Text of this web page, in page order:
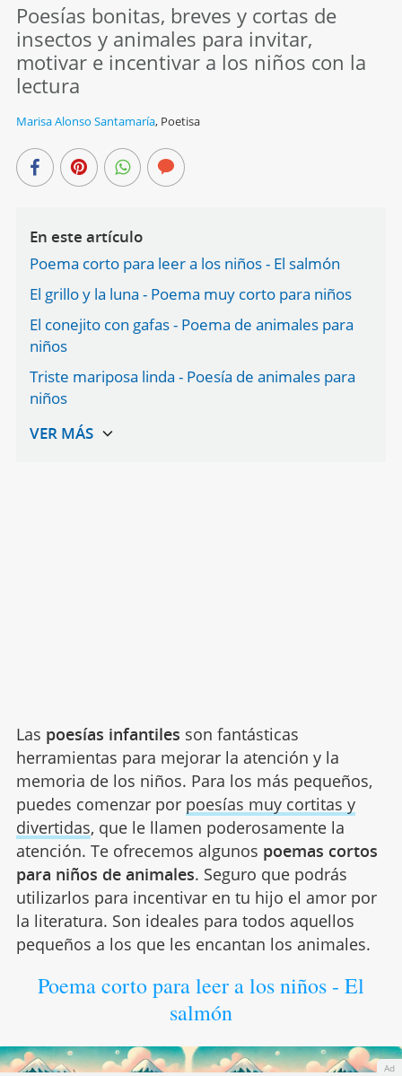
Poesías bonitas, breves y cortas de
insectos y animales para invitar,
motivar e incentivar a los niños con la
lectura
Marisa Alonso Santamaría, Poetisa
En este artículo
Poema corto para leer a los niños - El salmón
El grillo y la luna - Poema muy corto para niños
El conejito con gafas - Poema de animales para
niños
Triste mariposa linda - Poesía de animales para
niños
Las poesías infantiles son fantásticas
herramientas para mejorar la atención y la
memoria de los niños. Para los más pequeños,
puedes comenzar por poesías muy cortitas y
divertidas, que le llamen poderosamente la
atención. Te ofrecemos algunos poemas cortos
para niños de animales. Seguro que podrás
utilizarlos para incentivar en tu hijo el amor por
la literatura. Son ideales para todos aquellos
pequeños a los que les encantan los animales.
Poema corto para leer a los niños - El
salmón
Ad